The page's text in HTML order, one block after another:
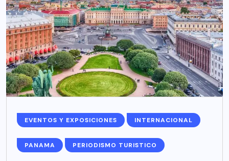
EVENTOS Y EXPOSICIONES INTERNACIONAL
PANAMA PERIODISMO TURISTICO